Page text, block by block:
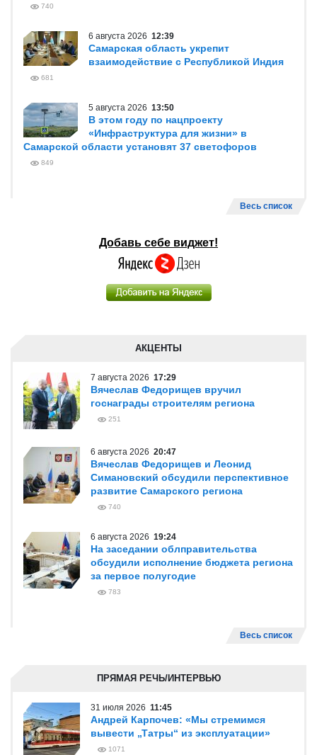
740
6 августа 2026 12:39
Самарская область укрепит
взаимодействие с Республикой Индия
681
5 августа 2026 13:50
В этом году по нацпроекту
«Инфраструктура для жизни» в
Самарской области установят 37 светофоров
849
Весь список
Добавь себе виджет!
АКЦЕНТЫ
7 августа 2026 17:29
Вячеслав Федорищев вручил
госнаграды строителям региона
251
6 августа 2026 20:47
Вячеслав Федорищев и Леонид
Симановский обсудили перспективное
развитие Самарского региона
740
6 августа 2026 19:24
На заседании облправительства
обсудили исполнение бюджета региона
за первое полугодие
783
Весь список
ПРЯМАЯ РЕЧЬ/ИНТЕРВЬЮ
31 июля 2026 11:45
Андрей Карпочев: «Мы стремимся
вывести „Татры“ из эксплуатации»
1071